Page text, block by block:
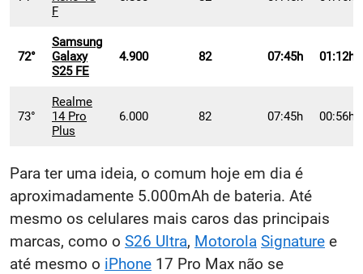
F
72°
Samsung
Galaxy
S25 FE
4.900 82 07:45h 01:12h
73°
Realme
14 Pro
Plus
6.000 82 07:45h 00:56h
Para ter uma ideia, o comum hoje em dia é
aproximadamente 5.000mAh de bateria. Até
mesmo os celulares mais caros das principais
marcas, como o S26 Ultra, Motorola Signature e
até mesmo o iPhone 17 Pro Max não se